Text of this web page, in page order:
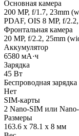
Основная камера
200 MP, f/1.7, 23mm
PDAF, OIS 8 MP, f/
Фронтальная камера
20 MP, f/2.2, 25mm
Аккумулятор
6580 мА·ч
Зарядка
45 Вт
Беспроводная зарядка
Нет
SIM-карты
2 Nano-SIM или
Размеры
163.6 x 78.1 x 8 мм